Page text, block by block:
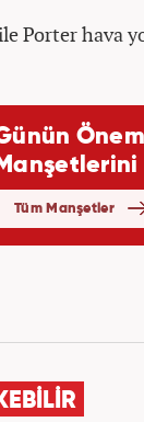
Porter hava